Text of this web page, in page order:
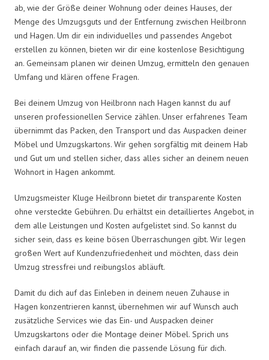
ab, wie der Größe deiner Wohnung oder deines Hauses, der
Menge des Umzugsguts und der Entfernung zwischen Heilbronn
und Hagen. Um dir ein individuelles und passendes Angebot
erstellen zu können, bieten wir dir eine kostenlose Besichtigung
an. Gemeinsam planen wir deinen Umzug, ermitteln den genauen
Umfang und klären offene Fragen.
Bei deinem Umzug von Heilbronn nach Hagen kannst du auf
unseren professionellen Service zählen. Unser erfahrenes Team
übernimmt das Packen, den Transport und das Auspacken deiner
Möbel und Umzugskartons. Wir gehen sorgfältig mit deinem Hab
und Gut um und stellen sicher, dass alles sicher an deinem neuen
Wohnort in Hagen ankommt.
Umzugsmeister Kluge Heilbronn bietet dir transparente Kosten
ohne versteckte Gebühren. Du erhältst ein detailliertes Angebot, in
dem alle Leistungen und Kosten aufgelistet sind. So kannst du
sicher sein, dass es keine bösen Überraschungen gibt. Wir legen
großen Wert auf Kundenzufriedenheit und möchten, dass dein
Umzug stressfrei und reibungslos abläuft.
Damit du dich auf das Einleben in deinem neuen Zuhause in
Hagen konzentrieren kannst, übernehmen wir auf Wunsch auch
zusätzliche Services wie das Ein- und Auspacken deiner
Umzugskartons oder die Montage deiner Möbel. Sprich uns
einfach darauf an, wir finden die passende Lösung für dich.